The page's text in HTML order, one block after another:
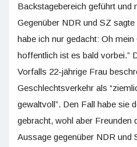
Backstagebereich geführt und
Gegenüber NDR und SZ
habe ich nur gedacht: Oh mein
hoffentlich ist es bald vorbei.”
Vorfalls 22-jährige Frau
Geschlechtsverkehr als
gewaltvoll”. Den Fall habe sie
gebracht, wohl aber Freunden
Aussage gegenüber NDR und